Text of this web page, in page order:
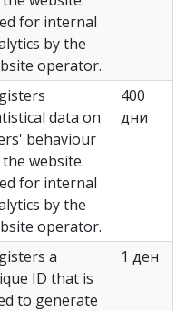
for internal
by the
operator.
data on
behaviour
website.
for internal
by the
operator.
400
дни
a
ID that is
to generate
1 ден